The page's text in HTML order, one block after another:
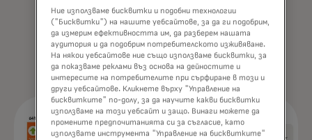
инвестират в разпределение на
пространството, а 52% отделят ресурси за
сезонно предлагане на стоки.
Ние използваме бисквитки и подобни технологии
("Бисквитки") на нашите уебсайтове, за да ги подобрим,
да измерим ефективността им, да разберем нашата
аудитория и да подобрим потребителското изживяване.
На някои уебсайтове ние също използваме бисквитки, за
да показваме реклами въз основа на дейностите и
интересите на потребителите при сърфиране в този и
други уебсайтове. Кликнете върху "Управление на
бисквитките" по-долу, за да научите какви бисквитки
използваме на този уебсайт и защо. Винаги можете да
промените предпочитанията си за съгласие, като
използвате инструмента "Управление на бисквитките"